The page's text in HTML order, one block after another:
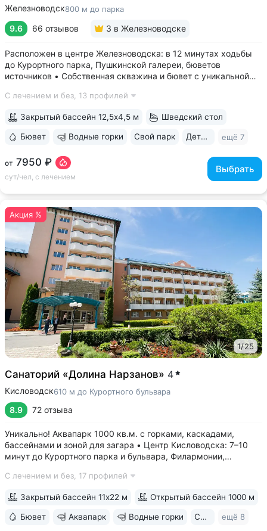
Железноводск800 м до парка
9.6 66 отзывов 3 в Железноводске
Расположен в центре Железноводска: в 12 минутах ходьбы
до Курортного парка, Пушкинской галереи, бюветов
источников • Собственная скважина и бювет с уникальной
только здесь. Источник № 61 ессентукского типа показан для
С лечением и без, 13 профилей
от 7950 ₽
сут/чел, с лечением
Выбрать
Закрытый бассейн 12,5х4,5 м Шведский стол
Бювет Водные горки Свой парк Дети с 0 лет ещё 7
Акция %
1/25
Санаторий «Долина Нарзанов» 4
Кисловодск610 м до Курортного бульвара
8.9 72 отзыва
Уникально! Аквапарк 1000 кв.м. с горками, каскадами,
бассейнами и зоной для загара • Центр Кисловодска: 7–10
минут до Курортного парка и бульвара, Филармонии,
курортов: «Ессентуки-4» и «Славяновская» (Железноводск).
С лечением и без, 17 профилей
Закрытый бассейн 11х22 м Открытый бассейн 1000 м
Бювет Аквапарк Водные горки Свой парк ещё 8